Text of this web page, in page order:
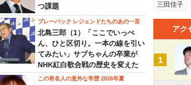
つ課題
プレーバック レジェンドたちのあの一言
北島三郎（1）「ここでいっぺ
ん、ひと区切り。一本の線を引い
てみたい」サブちゃんの卒業が
NHK紅白歌合戦の歴史を変えた
この有名人の意外な学歴 2026年夏
三田佳子
アク
1